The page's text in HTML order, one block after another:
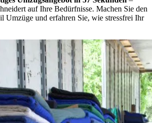
auf Ihre Bedürfnisse. Machen Sie den
Umzüge und erfahren Sie, wie stressfrei Ihr